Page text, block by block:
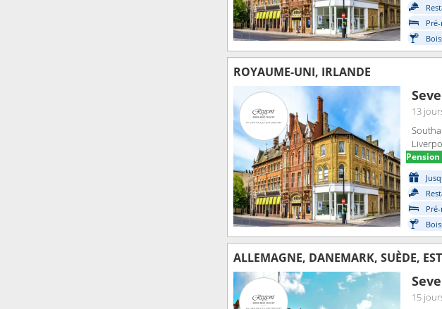
ROYAUME-UNI, IRLANDE
13
ALLEMAGNE, DANEMARK, SUÈDE,
15